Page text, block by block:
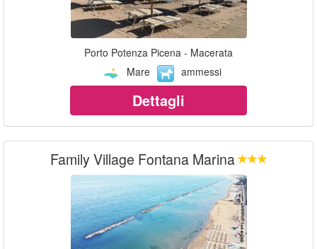
Porto Potenza Picena - Macerata
Mare
ammessi
Dettagli
Family Village Fontana Marina